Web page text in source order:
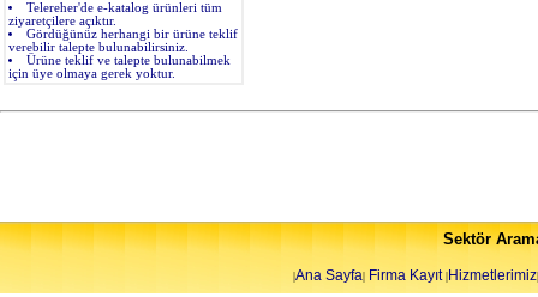
Telereher'de e-katalog ürünleri tüm
ziyaretçilere açıktır.
Gördüğünüz herhangi bir ürüne teklif
verebilir talepte bulunabilirsiniz.
Ürüne teklif ve talepte bulunabilmek
için üye olmaya gerek yoktur.
Sektör
|Ana Sayfa| Firma Kayıt|Hizmetlerimiz|